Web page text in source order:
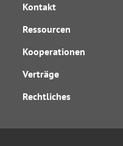
Kontakt
Ressourcen
Kooperationen
Verträge
Rechtliches